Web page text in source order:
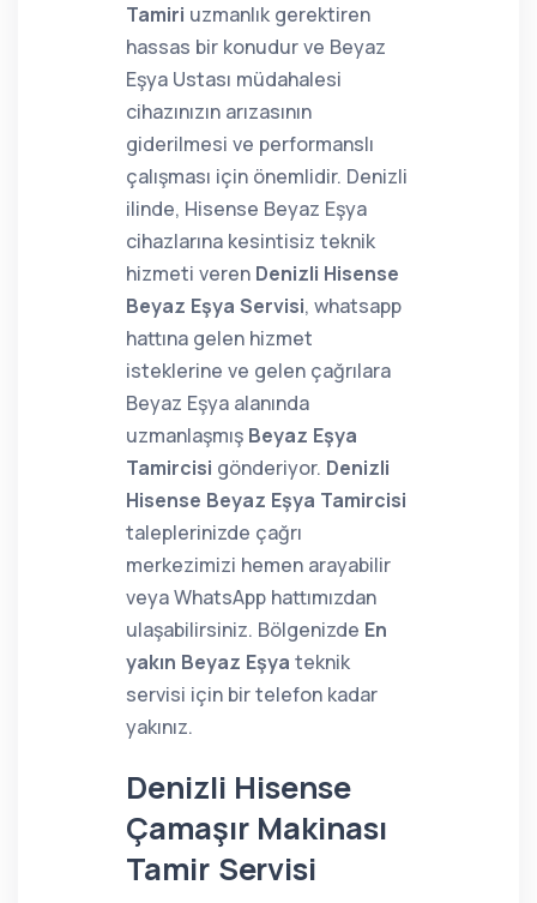
Tamiri uzmanlık gerektiren
hassas bir konudur ve Beyaz
Eşya Ustası müdahalesi
cihazınızın arızasının
giderilmesi ve performanslı
çalışması için önemlidir. Denizli
ilinde, Hisense Beyaz Eşya
cihazlarına kesintisiz teknik
hizmeti veren Denizli Hisense
Beyaz Eşya Servisi, whatsapp
hattına gelen hizmet
isteklerine ve gelen çağrılara
Beyaz Eşya alanında
uzmanlaşmış Beyaz Eşya
Tamircisi gönderiyor. Denizli
Hisense Beyaz Eşya Tamircisi
taleplerinizde çağrı
merkezimizi hemen arayabilir
veya WhatsApp hattımızdan
ulaşabilirsiniz. Bölgenizde En
yakın Beyaz Eşya teknik
servisi için bir telefon kadar
yakınız.
Denizli Hisense
Çamaşır Makinası
Tamir Servisi